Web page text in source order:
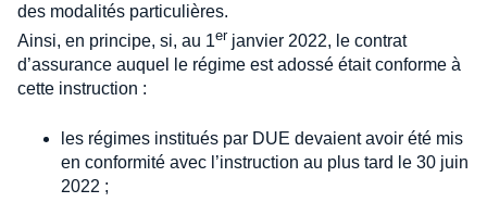
des modalités particulières.
Ainsi, en principe, si, au 1er janvier 2022, le contrat
d’assurance auquel le régime est adossé était conforme à
cette instruction :
les régimes institués par DUE devaient avoir été mis
en conformité avec l’instruction au plus tard le 30 juin
2022 ;